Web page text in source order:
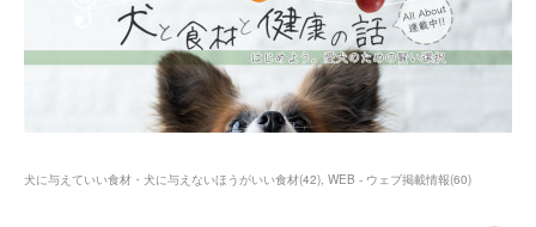
犬に与えていい食材・犬に与えないほうがいい食材(42) WEB - ウェブ掲載情報(60)